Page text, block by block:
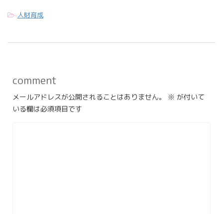
-人財育成
comment
メールアドレスが公開されることはありません。 ※ が付いて
いる欄は必須項目です